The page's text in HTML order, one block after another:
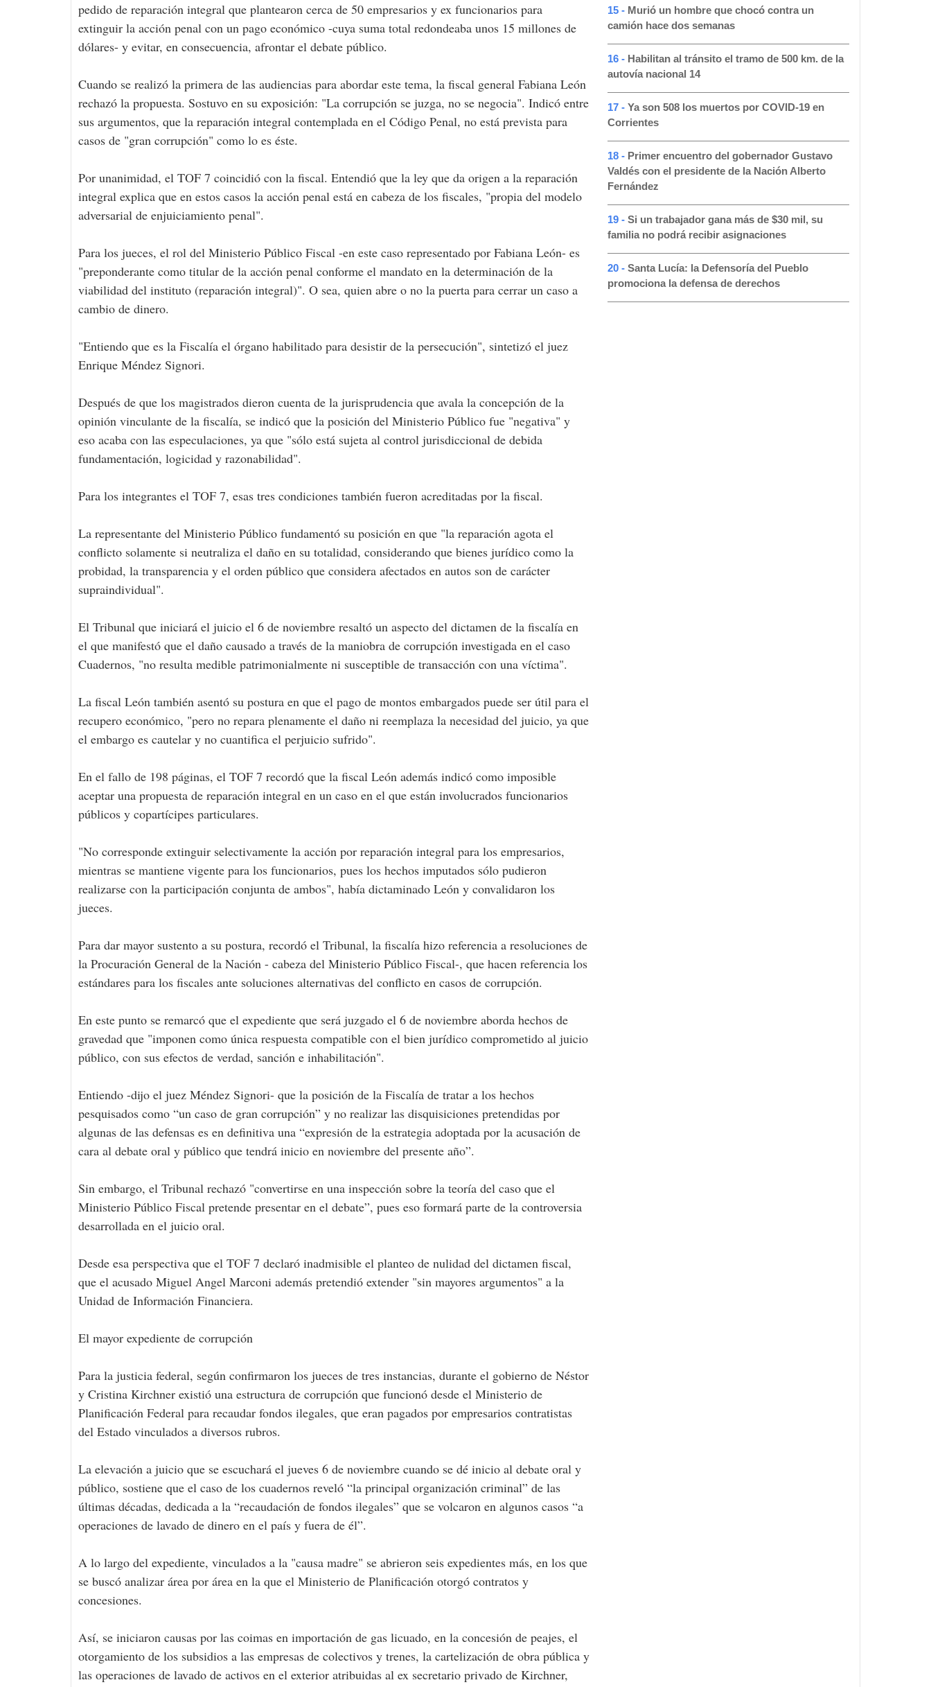
pedido de reparación integral que plantearon cerca de 50 empresarios y ex funcionarios para
extinguir la acción penal con un pago económico -cuya suma total redondeaba unos 15 millones de
dólares- y evitar, en consecuencia, afrontar el debate público.
Cuando se realizó la primera de las audiencias para abordar este tema, la fiscal general Fabiana León
rechazó la propuesta. Sostuvo en su exposición: "La corrupción se juzga, no se negocia". Indicó entre
sus argumentos, que la reparación integral contemplada en el Código Penal, no está prevista para
casos de "gran corrupción" como lo es éste.
Por unanimidad, el TOF 7 coincidió con la fiscal. Entendió que la ley que da origen a la reparación
integral explica que en estos casos la acción penal está en cabeza de los fiscales, "propia del modelo
adversarial de enjuiciamiento penal".
Para los jueces, el rol del Ministerio Público Fiscal -en este caso representado por Fabiana León- es
"preponderante como titular de la acción penal conforme el mandato en la determinación de la
viabilidad del instituto (reparación integral)". O sea, quien abre o no la puerta para cerrar un caso a
cambio de dinero.
"Entiendo que es la Fiscalía el órgano habilitado para desistir de la persecución", sintetizó el juez
Enrique Méndez Signori.
Después de que los magistrados dieron cuenta de la jurisprudencia que avala la concepción de la
opinión vinculante de la fiscalía, se indicó que la posición del Ministerio Público fue "negativa" y
eso acaba con las especulaciones, ya que "sólo está sujeta al control jurisdiccional de debida
fundamentación, logicidad y razonabilidad".
Para los integrantes el TOF 7, esas tres condiciones también fueron acreditadas por la fiscal.
La representante del Ministerio Público fundamentó su posición en que "la reparación agota el
conflicto solamente si neutraliza el daño en su totalidad, considerando que bienes jurídico como la
probidad, la transparencia y el orden público que considera afectados en autos son de carácter
supraindividual".
El Tribunal que iniciará el juicio el 6 de noviembre resaltó un aspecto del dictamen de la fiscalía en
el que manifestó que el daño causado a través de la maniobra de corrupción investigada en el caso
Cuadernos, "no resulta medible patrimonialmente ni susceptible de transacción con una víctima".
La fiscal León también asentó su postura en que el pago de montos embargados puede ser útil para el
recupero económico, "pero no repara plenamente el daño ni reemplaza la necesidad del juicio, ya que
el embargo es cautelar y no cuantifica el perjuicio sufrido".
En el fallo de 198 páginas, el TOF 7 recordó que la fiscal León además indicó como imposible
aceptar una propuesta de reparación integral en un caso en el que están involucrados funcionarios
públicos y copartícipes particulares.
"No corresponde extinguir selectivamente la acción por reparación integral para los empresarios,
mientras se mantiene vigente para los funcionarios, pues los hechos imputados sólo pudieron
realizarse con la participación conjunta de ambos", había dictaminado León y convalidaron los
jueces.
Para dar mayor sustento a su postura, recordó el Tribunal, la fiscalía hizo referencia a resoluciones de
la Procuración General de la Nación - cabeza del Ministerio Público Fiscal-, que hacen referencia los
estándares para los fiscales ante soluciones alternativas del conflicto en casos de corrupción.
En este punto se remarcó que el expediente que será juzgado el 6 de noviembre aborda hechos de
gravedad que "imponen como única respuesta compatible con el bien jurídico comprometido al juicio
público, con sus efectos de verdad, sanción e inhabilitación".
Entiendo -dijo el juez Méndez Signori- que la posición de la Fiscalía de tratar a los hechos
pesquisados como “un caso de gran corrupción” y no realizar las disquisiciones pretendidas por
algunas de las defensas es en definitiva una “expresión de la estrategia adoptada por la acusación de
cara al debate oral y público que tendrá inicio en noviembre del presente año”.
Sin embargo, el Tribunal rechazó "convertirse en una inspección sobre la teoría del caso que el
Ministerio Público Fiscal pretende presentar en el debate”, pues eso formará parte de la controversia
desarrollada en el juicio oral.
Desde esa perspectiva que el TOF 7 declaró inadmisible el planteo de nulidad del dictamen fiscal,
que el acusado Miguel Angel Marconi además pretendió extender "sin mayores argumentos" a la
Unidad de Información Financiera.
El mayor expediente de corrupción
Para la justicia federal, según confirmaron los jueces de tres instancias, durante el gobierno de Néstor
y Cristina Kirchner existió una estructura de corrupción que funcionó desde el Ministerio de
Planificación Federal para recaudar fondos ilegales, que eran pagados por empresarios contratistas
del Estado vinculados a diversos rubros.
La elevación a juicio que se escuchará el jueves 6 de noviembre cuando se dé inicio al debate oral y
público, sostiene que el caso de los cuadernos reveló “la principal organización criminal” de las
últimas décadas, dedicada a la “recaudación de fondos ilegales” que se volcaron en algunos casos “a
operaciones de lavado de dinero en el país y fuera de él”.
A lo largo del expediente, vinculados a la "causa madre" se abrieron seis expedientes más, en los que
se buscó analizar área por área en la que el Ministerio de Planificación otorgó contratos y
concesiones.
Así, se iniciaron causas por las coimas en importación de gas licuado, en la concesión de peajes, el
otorgamiento de los subsidios a las empresas de colectivos y trenes, la cartelización de obra pública y
las operaciones de lavado de activos en el exterior atribuidas al ex secretario privado de Kirchner,
15 - Murió un hombre que chocó contra un
camión hace dos semanas
16 - Habilitan al tránsito el tramo de 500 km. de la
autovía nacional 14
17 - Ya son 508 los muertos por COVID-19 en
Corrientes
18 - Primer encuentro del gobernador Gustavo
Valdés con el presidente de la Nación Alberto
Fernández
19 - Si un trabajador gana más de $30 mil, su
familia no podrá recibir asignaciones
20 - Santa Lucía: la Defensoría del Pueblo
promociona la defensa de derechos